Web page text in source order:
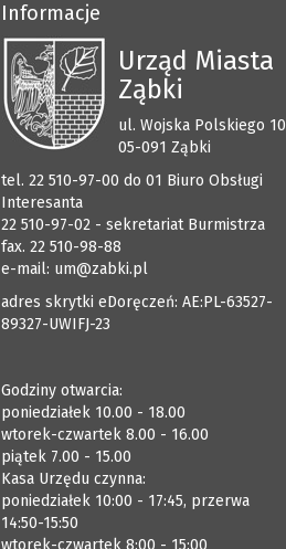
Informacje
Urząd Miasta
Ząbki
ul. Wojska Polskiego 10
05-091 Ząbki
tel. 22 510-97-00 do 01 Biuro Obsługi
Interesanta
22 510-97-02 - sekretariat Burmistrza
fax. 22 510-98-88
e-mail: um@zabki.pl
adres skrytki eDoręczeń: AE:PL-63527-
89327-UWIFJ-23
Godziny otwarcia:
poniedziałek 10.00 - 18.00
wtorek-czwartek 8.00 - 16.00
piątek 7.00 - 15.00
Kasa Urzędu czynna:
poniedziałek 10:00 - 17:45, przerwa
14:50-15:50
wtorek-czwartek 8:00 - 15:00